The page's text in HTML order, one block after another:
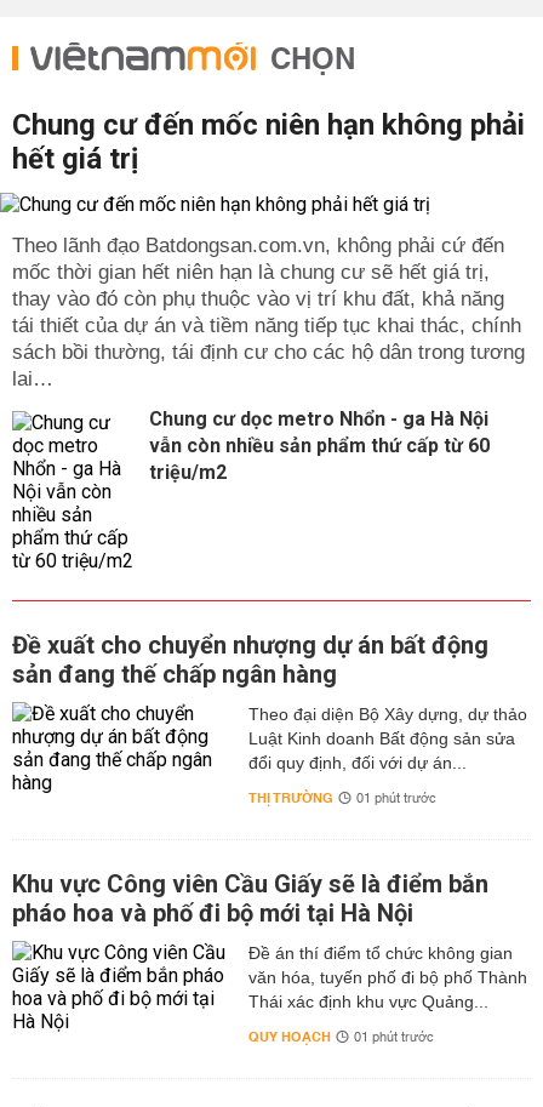
CHỌN
Chung cư đến mốc niên hạn không phải
hết giá trị
Theo lãnh đạo Batdongsan.com.vn, không phải cứ đến
mốc thời gian hết niên hạn là chung cư sẽ hết giá trị,
thay vào đó còn phụ thuộc vào vị trí khu đất, khả năng
tái thiết của dự án và tiềm năng tiếp tục khai thác, chính
sách bồi thường, tái định cư cho các hộ dân trong tương
lai…
Chung cư dọc metro Nhổn - ga Hà Nội
vẫn còn nhiều sản phẩm thứ cấp từ 60
triệu/m2
Đề xuất cho chuyển nhượng dự án bất động
sản đang thế chấp ngân hàng
Theo đại diện Bộ Xây dựng, dự thảo
Luật Kinh doanh Bất động sản sửa
đổi quy định, đối với dự án...
THỊ TRƯỜNG 01 phút trước
Khu vực Công viên Cầu Giấy sẽ là điểm bắn
pháo hoa và phố đi bộ mới tại Hà Nội
Đề án thí điểm tổ chức không gian
văn hóa, tuyến phố đi bộ phố Thành
Thái xác định khu vực Quảng...
QUY HOẠCH 01 phút trước